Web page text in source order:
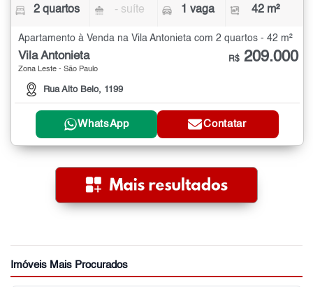
2 quartos - suíte 1 vaga 42 m²
Apartamento à Venda na Vila Antonieta com 2 quartos - 42 m²
Vila Antonieta
Zona Leste - São Paulo
Rua Alto Belo, 1199
R$ 209.000
WhatsApp Contatar
Imóveis Mais Procurados